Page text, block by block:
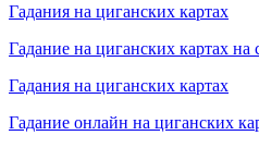
Гадания на циганских картах
Гадание на циганских картах на
Гадания на циганских картах
Гадание онлайн на циганских